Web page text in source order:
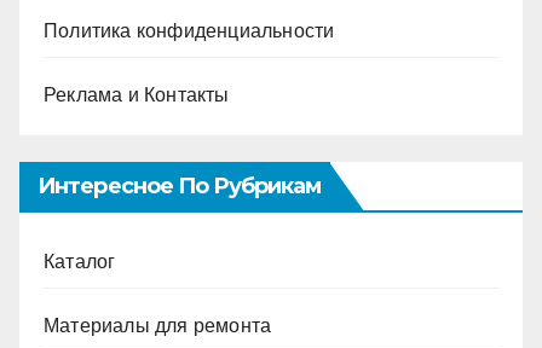
Политика конфиденциальности
Реклама и Контакты
Интересное По Рубрикам
Каталог
Материалы для ремонта